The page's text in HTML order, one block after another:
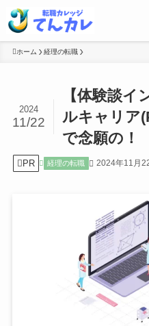
ホーム 経理の転職
【体験談イ
ルキャリア
で念願の！
2024
11/22
PR 経理の転職 2024年11月